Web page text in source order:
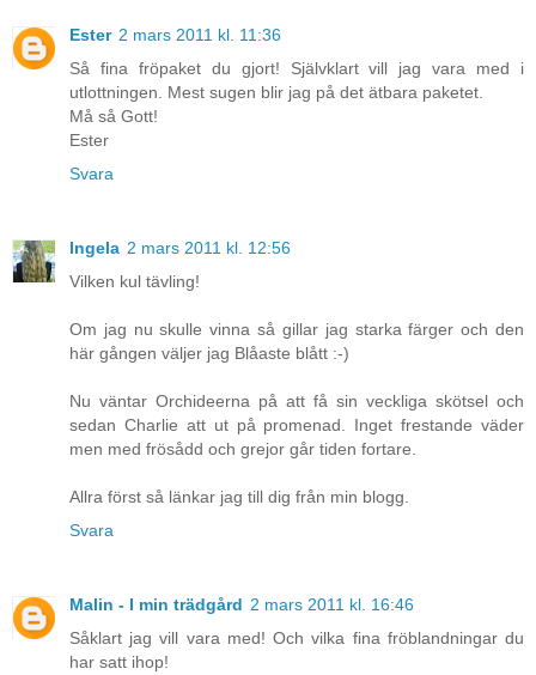
Ester 2 mars 2011 kl. 11:36
Så fina fröpaket du gjort! Självklart vill jag vara med i
utlottningen. Mest sugen blir jag på det ätbara paketet.
Må så Gott!
Ester
Svara
Ingela 2 mars 2011 kl. 12:56
Vilken kul tävling!
Om jag nu skulle vinna så gillar jag starka färger och den
här gången väljer jag Blåaste blått :-)
Nu väntar Orchideerna på att få sin veckliga skötsel och
sedan Charlie att ut på promenad. Inget frestande väder
men med frösådd och grejor går tiden fortare.
Allra först så länkar jag till dig från min blogg.
Svara
Malin - I min trädgård 2 mars 2011 kl. 16:46
Såklart jag vill vara med! Och vilka fina fröblandningar du
har satt ihop!